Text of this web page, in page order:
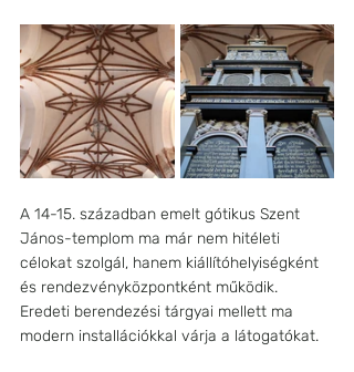
A 14-15. században emelt gótikus Szent
János-templom ma már nem hitéleti
célokat szolgál, hanem kiállítóhelyiségként
és rendezvényközpontként működik.
Eredeti berendezési tárgyai mellett ma
modern installációkkal várja a látogatókat.